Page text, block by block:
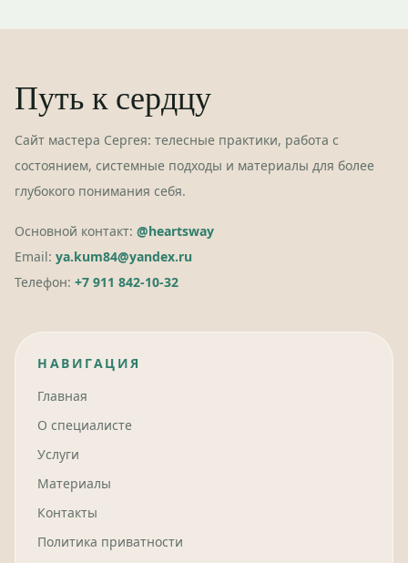
Путь к сердцу
Сайт мастера Сергея: телесные практики, работа с
состоянием, системные подходы и материалы для более
глубокого понимания себя.
Основной контакт: @heartsway
Email: ya.kum84@yandex.ru
Телефон: +7 911 842-10-32
НАВИГАЦИЯ
Главная
О специалисте
Услуги
Материалы
Контакты
Политика приватности